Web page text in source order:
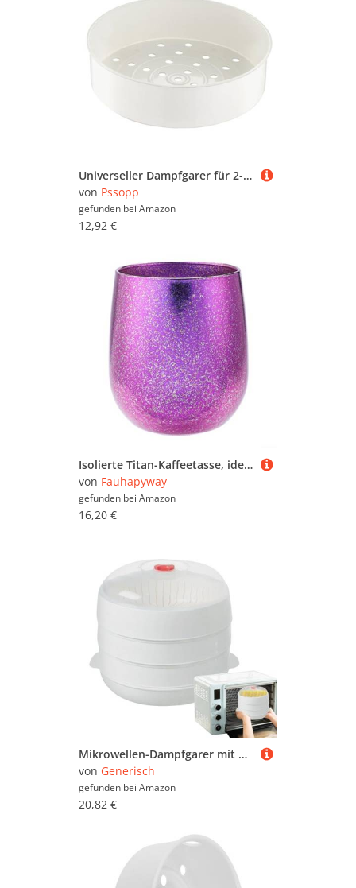
Universeller Dampfgarer für 2-Liter-Reiskocher mit Gleichmäßiger Erwärmung, Multifunktion, Kompakte Größe, Hervorragender Kunststoff, Ideal Zum Kochen in der Küche
von Pssopp
gefunden bei Amazon
12,92 €
Isolierte Titan-Kaffeetasse, ideal für Camping, Picknicks und den täglichen Gebrauch (lila)
von Fauhapyway
gefunden bei Amazon
16,20 €
Mikrowellen-Dampfgarer mit Deckel und Tablett, Kartoffeldämpfer für die Mikrowelle, Heizschüssel für Gerichte, Mahlzeiten, Kochen, Fleisch, Knödel, Nudeln, Mais,
von Generisch
gefunden bei Amazon
20,82 €